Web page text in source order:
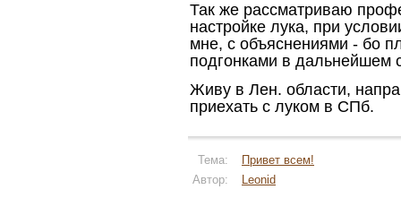
Так же рассматриваю
настройке лука, при
мне, с объяснениями - бо
подгонками в дальнейшем
Живу в Лен. области,
приехать с луком в СПб.
Тема:
Привет всем!
Автор:
Leonid